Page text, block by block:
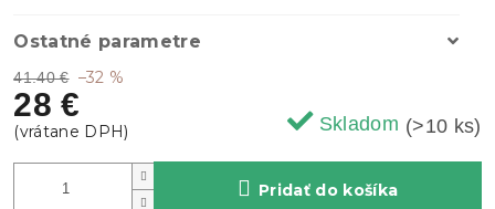
41.40 € –32 %
28 €
Skladom (>10 ks)
Pridať do košíka
Ostatné parametre